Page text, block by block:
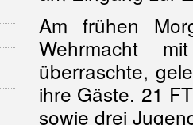
Am frühen
Wehrmacht
überraschte,
ihre Gäste. 21
sowie drei